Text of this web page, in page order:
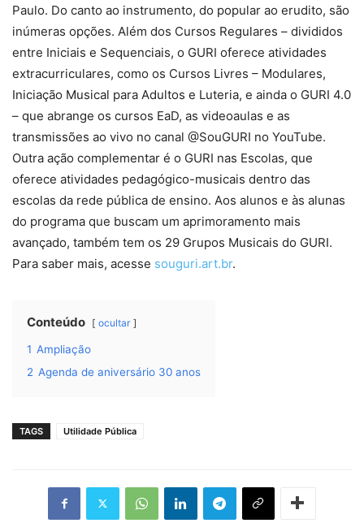
Paulo. Do canto ao instrumento, do popular ao erudito, são
inúmeras opções. Além dos Cursos Regulares – divididos
entre Iniciais e Sequenciais, o GURI oferece atividades
extracurriculares, como os Cursos Livres – Modulares,
Iniciação Musical para Adultos e Luteria, e ainda o GURI 4.0
– que abrange os cursos EaD, as videoaulas e as
transmissões ao vivo no canal @SouGURI no YouTube.
Outra ação complementar é o GURI nas Escolas, que
oferece atividades pedagógico-musicais dentro das
escolas da rede pública de ensino. Aos alunos e às alunas
do programa que buscam um aprimoramento mais
avançado, também tem os 29 Grupos Musicais do GURI.
Para saber mais, acesse souguri.art.br.
Conteúdo ocultar
1 Ampliação
2 Agenda de aniversário 30 anos
TAGS Utilidade Pública